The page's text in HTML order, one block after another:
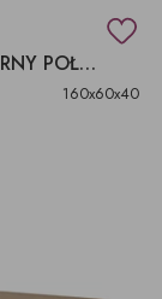
NISKI STOLIK 160, SZKLANY BLAT, SREBRNY POŁYSK GLAMOURE
160x60x40